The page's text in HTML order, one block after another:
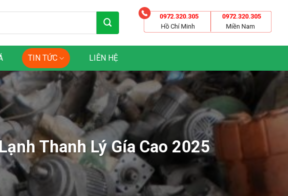
0972.320.305
Hồ Chí Minh
0972.320.305
Miền Nam
TIN TỨC LIÊN HỆ
Thanh Lý Gía Cao 2025